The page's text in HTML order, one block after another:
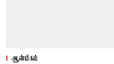
ஆன்மிகம்